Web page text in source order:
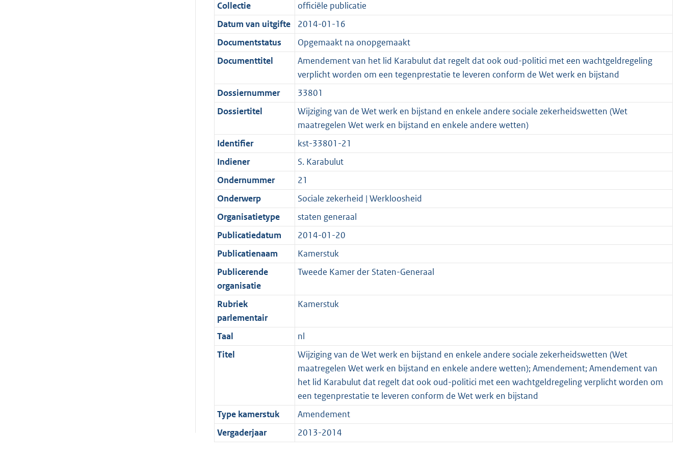
i
e
i
n
o
r
m
a
t
3
9
K
b
t
i
e
i
f
o
r
a
a
t
:
7
K
b
a
t
i
e
n
f
o
m
a
a
t
e
:
6
K
c
a
t
i
i
n
f
r
m
a
a
t
t
e
:
2
b
d
s
g
r
o
o
t
e
:
2
K
n
d
s
g
r
o
t
t
e
2
b
Collectie
officiële publicatie
Datum van uitgifte
2014-01-16
Documentstatus
Opgemaakt na onopgemaakt
Documenttitel
Amendement van het lid Karabulut dat regelt dat ook oud-politici met een wachtgeldregeling
verplicht worden om een tegenprestatie te leveren conform de Wet werk en bijstand
Dossiernummer
33801
Dossiertitel
Wijziging van de Wet werk en bijstand en enkele andere sociale zekerheidswetten (Wet
maatregelen Wet werk en bijstand en enkele andere wetten)
Identifier
kst-33801-21
Indiener
S. Karabulut
Ondernummer
21
Onderwerp
Sociale zekerheid | Werkloosheid
Organisatietype
staten generaal
Publicatiedatum
2014-01-20
Publicatienaam
Kamerstuk
Publicerende
organisatie
Tweede Kamer der Staten-Generaal
Rubriek
parlementair
Kamerstuk
Taal
nl
Titel
Wijziging van de Wet werk en bijstand en enkele andere sociale zekerheidswetten (Wet
maatregelen Wet werk en bijstand en enkele andere wetten); Amendement; Amendement van
het lid Karabulut dat regelt dat ook oud-politici met een wachtgeldregeling verplicht worden om
een tegenprestatie te leveren conform de Wet werk en bijstand
Type kamerstuk
Amendement
Vergaderjaar
2013-2014